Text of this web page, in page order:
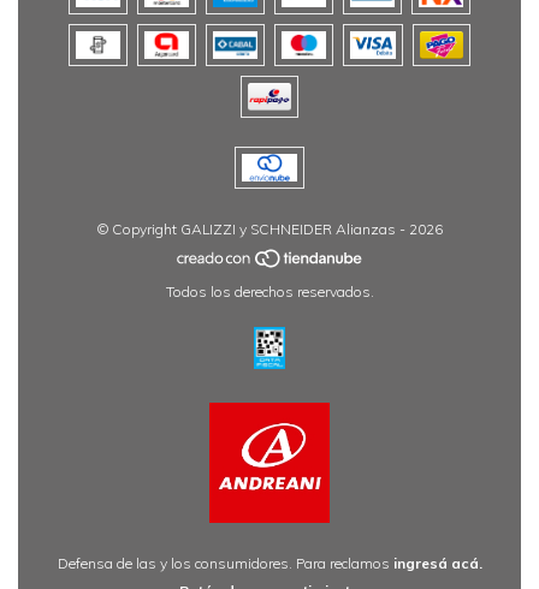
© Copyright GALIZZI y SCHNEIDER Alianzas - 2026
Todos los derechos reservados.
Defensa de las y los consumidores. Para reclamos ingresá acá.